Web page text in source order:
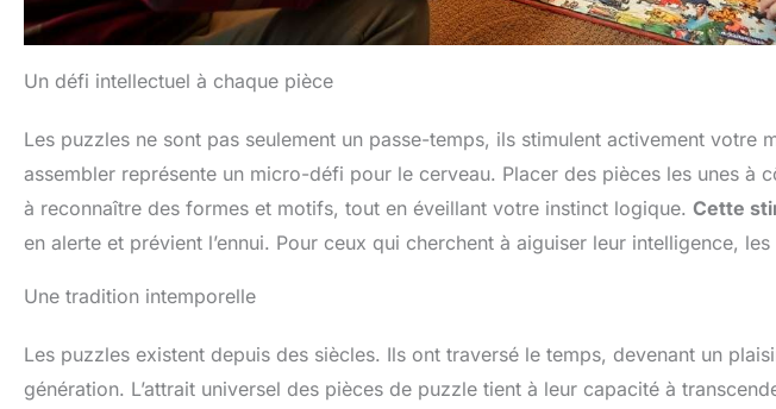
Un défi intellectuel à chaque pièce
Les puzzles ne sont pas seulement un passe-temps, ils stimulent activement votre
assembler représente un micro-défi pour le cerveau. Placer des pièces les unes à
à reconnaître des formes et motifs, tout en éveillant votre instinct logique. Cette
en alerte et prévient l’ennui. Pour ceux qui cherchent à aiguiser leur intelligence,
Une tradition intemporelle
Les puzzles existent depuis des siècles. Ils ont traversé le temps, devenant un
génération. L’attrait universel des pièces de puzzle tient à leur capacité à